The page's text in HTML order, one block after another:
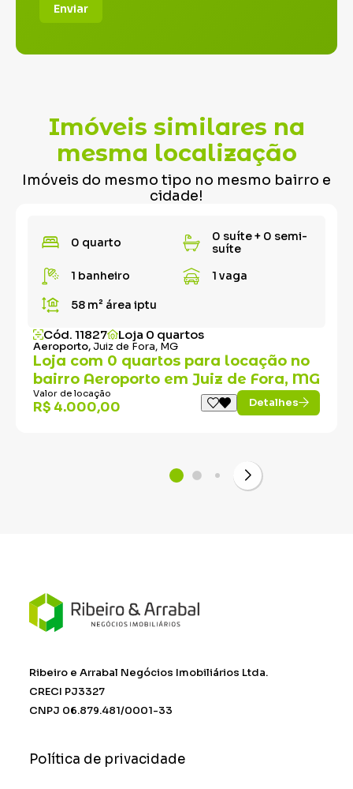
Enviar
Imóveis similares na
mesma localização
Imóveis do mesmo tipo no mesmo bairro e
cidade!
0 quarto
0 suíte + 0 semi-
suíte
1 banheiro
1 vaga
58 m² área iptu
Cód. 11827 Loja 0 quartos
Aeroporto,Juiz de Fora, MG
Loja com 0 quartos para locação no
bairro Aeroporto em Juiz de Fora, MG
Valor de locação
R$ 4.000,00 Detalhes
Ribeiro e Arrabal Negócios Imobiliários Ltda.
CRECI PJ3327
CNPJ 06.879.481/0001-33
Política de privacidade